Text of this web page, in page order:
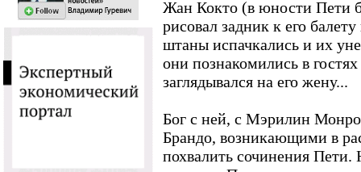
Жан Кокто (в юности Пети
рисовал задник к его
штаны испачкались и их
они познакомились в
заглядывался на его жену...
Бог с ней, с Мэрилин
Брандо, возникающими в
похвалить сочинения